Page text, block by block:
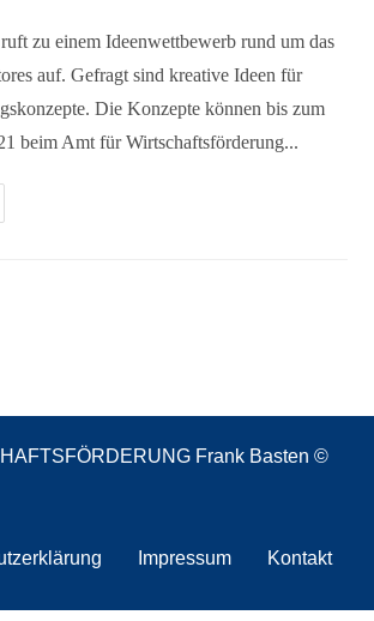
zu einem Ideenwettbewerb rund um das
auf. Gefragt sind kreative Ideen für
Die Konzepte können bis zum
beim Amt für Wirtschaftsförderung...
Frank Basten ©
Impressum Kontakt